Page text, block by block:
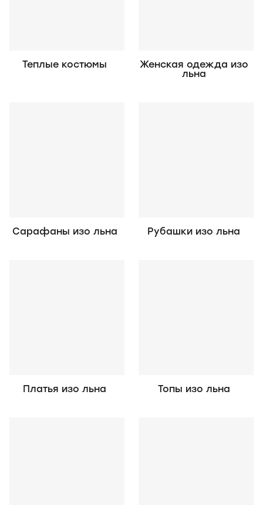
Теплые костюмы
Женская одежда изо
льна
Сарафаны изо льна Рубашки изо льна
Платья изо льна Топы изо льна